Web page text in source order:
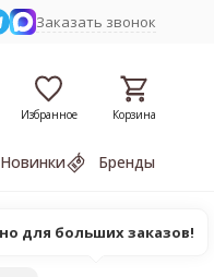
Заказать звонок
Избранное Корзина
Новинки Бренды
для больших заказов!